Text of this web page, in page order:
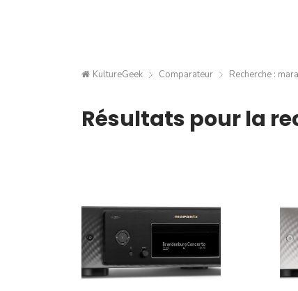
KultureGeek Comparateur Recherche :
Résultats pour la